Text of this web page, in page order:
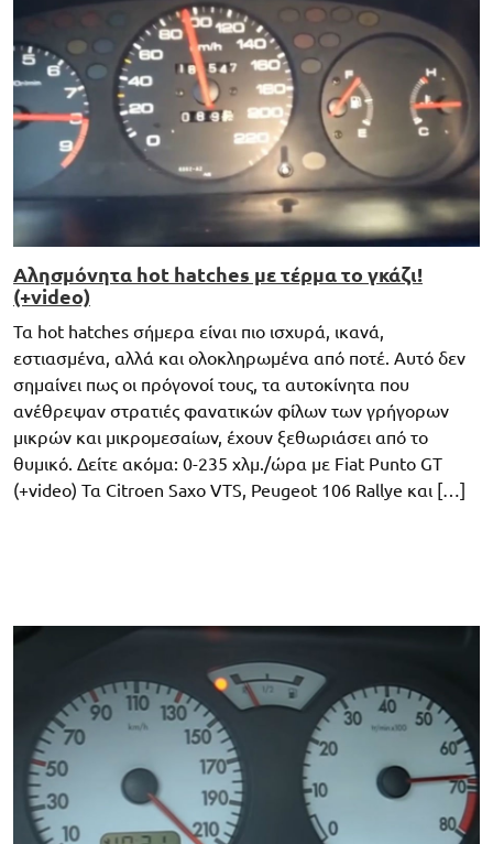
Αλησμόνητα hot hatches με τέρμα το γκάζι!
(+video)
Τα hot hatches σήμερα είναι πιο ισχυρά, ικανά,
εστιασμένα, αλλά και ολοκληρωμένα από ποτέ. Αυτό δεν
σημαίνει πως οι πρόγονοί τους, τα αυτοκίνητα που
ανέθρεψαν στρατιές φανατικών φίλων των γρήγορων
μικρών και μικρομεσαίων, έχουν ξεθωριάσει από το
θυμικό. Δείτε ακόμα: 0-235 χλμ./ώρα με Fiat Punto GT
(+video) Τα Citroen Saxo VTS, Peugeot 106 Rallye και […]